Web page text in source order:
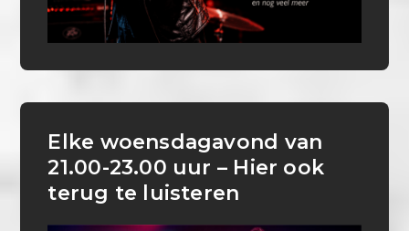
Elke woensdagavond van
21.00-23.00 uur – Hier ook
terug te luisteren